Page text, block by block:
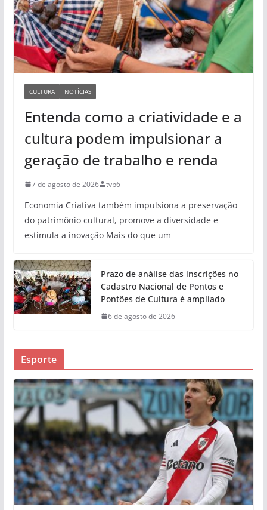
CULTURA NOTÍCIAS
Entenda como a criatividade e a
cultura podem impulsionar a
geração de trabalho e renda
7 de agosto de 2026 tvp6
Economia Criativa também impulsiona a preservação
do patrimônio cultural, promove a diversidade e
estimula a inovação Mais do que um
Prazo de análise das inscrições no
Cadastro Nacional de Pontos e
Pontões de Cultura é ampliado
6 de agosto de 2026
Esporte